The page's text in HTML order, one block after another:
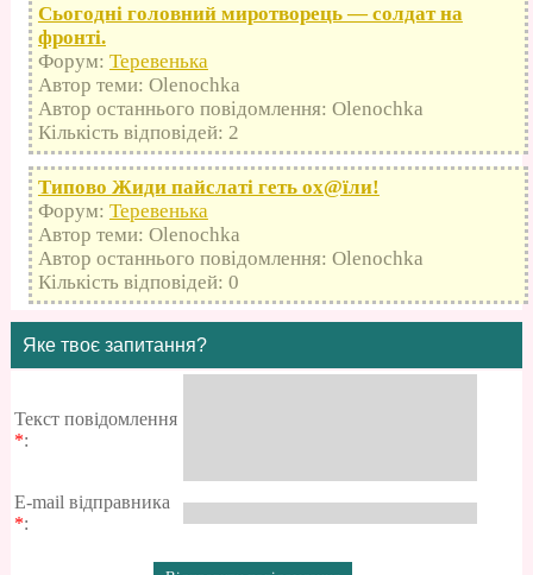
Сьогодні головний миротворець — солдат на
фронті.
Форум: Теревенька
Автор теми: Olenochka
Автор останнього повідомлення: Olenochka
Кількість відповідей: 2
Типово Жиди пайслаті геть оx@їли!
Форум: Теревенька
Автор теми: Olenochka
Автор останнього повідомлення: Olenochka
Кількість відповідей: 0
Яке твоє запитання?
Текст повідомлення
*:
E-mail відправника
*: